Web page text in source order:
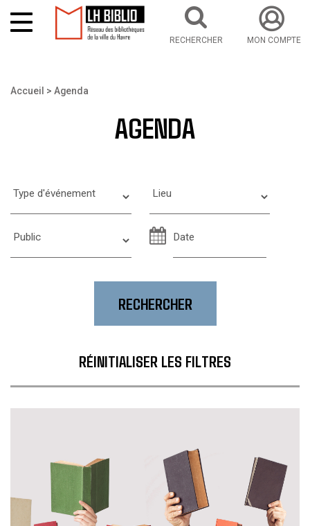
RECHERCHER MON COMPTE
Accueil Agenda
AGENDA
DATE
RECHERCHER
RÉINITIALISER LES FILTRES